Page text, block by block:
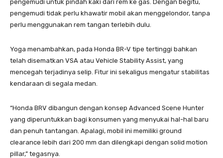
pengemudi untuk pindah kaki dari rem ke gas. Dengan begitu,
pengemudi tidak perlu khawatir mobil akan menggelondor, tanpa
perlu menggunakan rem tangan terlebih dulu.
Yoga menambahkan, pada Honda BR-V tipe tertinggi bahkan
telah disematkan VSA atau Vehicle Stability Assist, yang
mencegah terjadinya selip. Fitur ini sekaligus mengatur stabilitas
kendaraan di segala medan.
“Honda BRV dibangun dengan konsep Advanced Scene Hunter
yang diperuntukkan bagi konsumen yang menyukai hal-hal baru
dan penuh tantangan. Apalagi, mobil ini memiliki ground
clearance lebih dari 200 mm dan dilengkapi dengan solid motion
pillar,” tegasnya.